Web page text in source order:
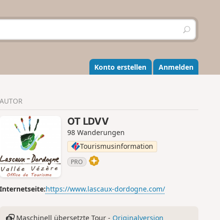
S
u
h
e
n
Konto erstellen Anmelden
AUTOR
OT LDVV
98 Wanderungen
Tourismusinformation
PRO
Internetseite:https://www.lascaux-dordogne.com/
Maschinell übersetzte Tour - Originalversion